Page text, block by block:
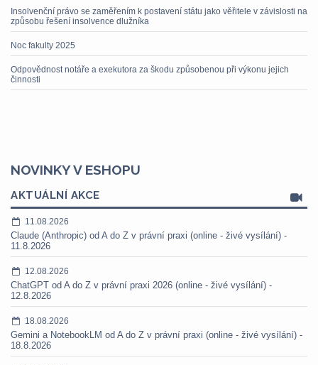
Insolvenční právo se zaměřením k postavení státu jako věřitele v závislosti na
způsobu řešení insolvence dlužníka
Noc fakulty 2025
Odpovědnost notáře a exekutora za škodu způsobenou při výkonu jejich
činnosti
NOVINKY V ESHOPU
AKTUÁLNÍ AKCE
11.08.2026
Claude (Anthropic) od A do Z v právní praxi (online - živé vysílání) -
11.8.2026
12.08.2026
ChatGPT od A do Z v právní praxi 2026 (online - živé vysílání) -
12.8.2026
18.08.2026
Gemini a NotebookLM od A do Z v právní praxi (online - živé vysílání) -
18.8.2026